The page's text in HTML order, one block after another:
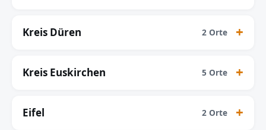
Kreis Düren 2 Orte
Kreis Euskirchen 5 Orte
Eifel 2 Orte